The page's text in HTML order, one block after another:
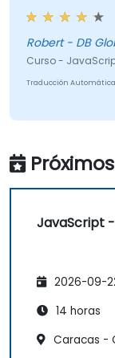
Robert -
Curso -
Traducción Automática
JavaScript
2026-09-
14 horas
Caracas -